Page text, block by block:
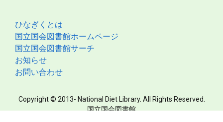
ひなぎくとは
国立国会図書館ホームページ
国立国会図書館サーチ
お知らせ
お問い合わせ
Copyright © 2013- National Diet Library. All Rights Reserved.